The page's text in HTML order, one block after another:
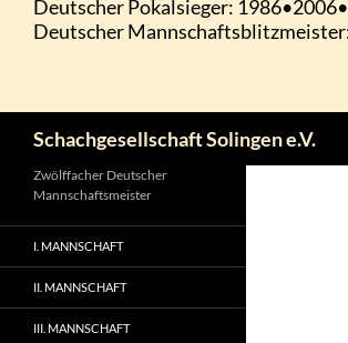
Schachgesellschaft Solingen e.V.
Zwölffacher Deutscher
Mannschaftsmeister
I. MANNSCHAFT
II. MANNSCHAFT
III. MANNSCHAFT